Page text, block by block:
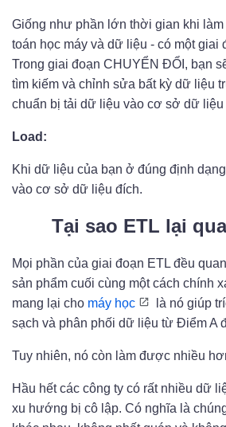
Giống như phần lớn thời gian khi
toán học máy và dữ liệu - có một giai
Trong giai đoạn CHUYỂN ĐỔI, bạn
tìm kiếm và chỉnh sửa bất kỳ dữ liệu
chuẩn bị tải dữ liệu vào cơ sở dữ liệu
Load:
Khi dữ liệu của bạn ở đúng định
vào cơ sở dữ liệu đích.
Tại sao ETL lại
Mọi phần của giai đoạn ETL đều
sản phẩm cuối cùng một cách chính
mang lại cho máy học
là nó giúp
sạch và phân phối dữ liệu từ Điểm A
Tuy nhiên, nó còn làm được nhiều
Hầu hết các công ty có rất nhiều dữ
xu hướng bị cô lập. Có nghĩa là